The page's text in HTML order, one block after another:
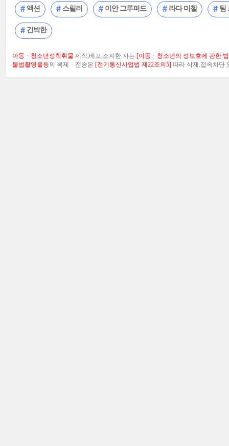
액션 스릴러 이안 그루퍼드 라다 미첼 팀
긴박한
아동ㆍ청소년성착취물 제작,배포,소지한 자는 [아동ㆍ청소년의 성보호에 관한
불법촬영물등의 복제ㆍ전송은 [전기통신사업법 제22조의5] 따라 삭제.접속차단